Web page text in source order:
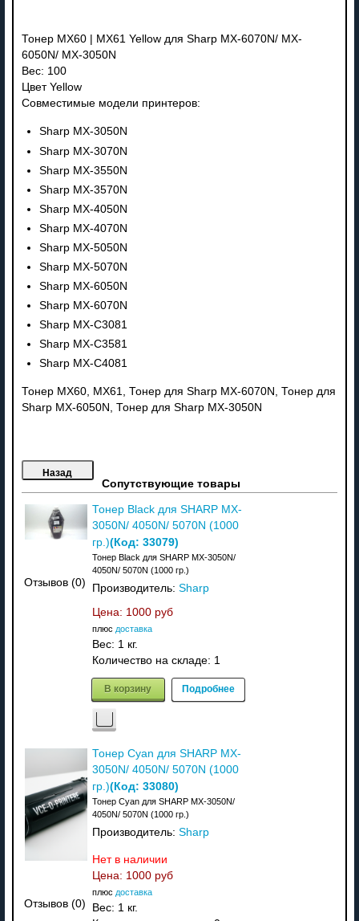
Тонер MX60 | MX61 Yellow для Sharp MX-6070N/ MX-
6050N/ MX-3050N
Вес: 100
Цвет Yellow
Совместимые модели принтеров:
Sharp MX-3050N
Sharp MX-3070N
Sharp MX-3550N
Sharp MX-3570N
Sharp MX-4050N
Sharp MX-4070N
Sharp MX-5050N
Sharp MX-5070N
Sharp MX-6050N
Sharp MX-6070N
Sharp MX-C3081
Sharp MX-C3581
Sharp MX-C4081
Тонер MX60, MX61, Тонер для Sharp MX-6070N, Тонер для
Sharp MX-6050N, Тонер для Sharp MX-3050N
Сопутствующие товары
Отзывов (0)
Тонер Black для SHARP MX-
3050N/ 4050N/ 5070N (1000
гр.)(Код: 33079)
Тонер Black для SHARP MX-3050N/
4050N/ 5070N (1000 гр.)
Производитель: Sharp
Цена: 1000 руб
плюс доставка
Вес: 1 кг.
Количество на складе: 1
В корзину Подробнее
Отзывов (0)
Тонер Cyan для SHARP MX-
3050N/ 4050N/ 5070N (1000
гр.)(Код: 33080)
Тонер Cyan для SHARP MX-3050N/
4050N/ 5070N (1000 гр.)
Производитель: Sharp
Нет в наличии
Цена: 1000 руб
плюс доставка
Вес: 1 кг.